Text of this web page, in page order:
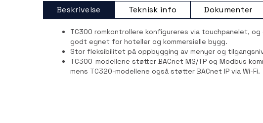
Beskrivelse Teknisk info Dokumenter
TC300 romkontrollere konfigureres via touchpanelet,
godt egnet for hoteller og kommersielle bygg.
Stor fleksibilitet på oppbygging av menyer og
TC300-modellene støtter BACnet MS/TP og Modbus
mens TC320-modellene også støtter BACnet IP via Wi-Fi.